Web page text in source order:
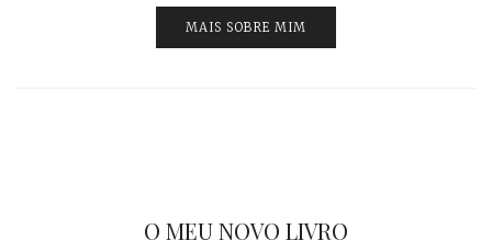
MAIS SOBRE MIM
O MEU NOVO LIVRO